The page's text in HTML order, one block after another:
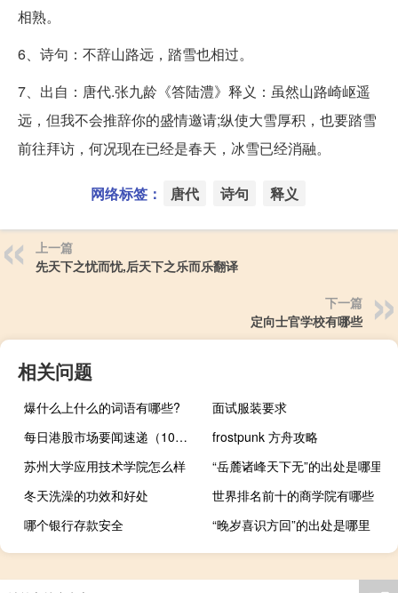
相熟。
6、诗句：不辞山路远，踏雪也相过。
7、出自：唐代.张九龄《答陆澧》释义：虽然山路崎岖遥
远，但我不会推辞你的盛情邀请;纵使大雪厚积，也要踏雪
前往拜访，何况现在已经是春天，冰雪已经消融。
网络标签： 唐代 诗句 释义
上一篇
先天下之忧而忧,后天下之乐而乐翻译
下一篇
定向士官学校有哪些
相关问题
爆什么上什么的词语有哪些?
面试服装要求
每日港股市场要闻速递（10月10日 周二）
frostpunk 方舟攻略
苏州大学应用技术学院怎么样
“岳麓诸峰天下无”的出处是哪里
冬天洗澡的功效和好处
世界排名前十的商学院有哪些
哪个银行存款安全
“晚岁喜识方回”的出处是哪里